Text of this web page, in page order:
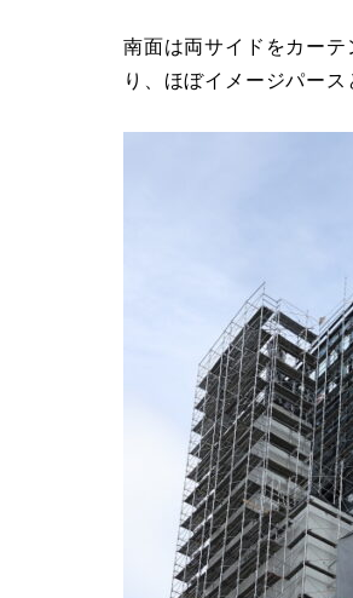
南面は両サイドをカー
り、ほぼイメージパー